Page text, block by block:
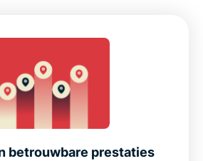
betrouwbare prestaties